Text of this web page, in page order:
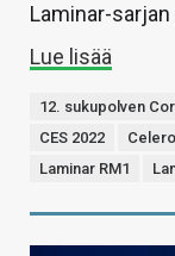
Laminar-
Lue lisää
12. sukupolven
CES 2022
Laminar RM1